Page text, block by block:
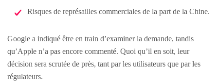
Risques de représailles commerciales de la part de la Chine.
Google a indiqué être en train d’examiner la demande, tandis
qu’Apple n’a pas encore commenté. Quoi qu’il en soit, leur
décision sera scrutée de près, tant par les utilisateurs que par les
régulateurs.